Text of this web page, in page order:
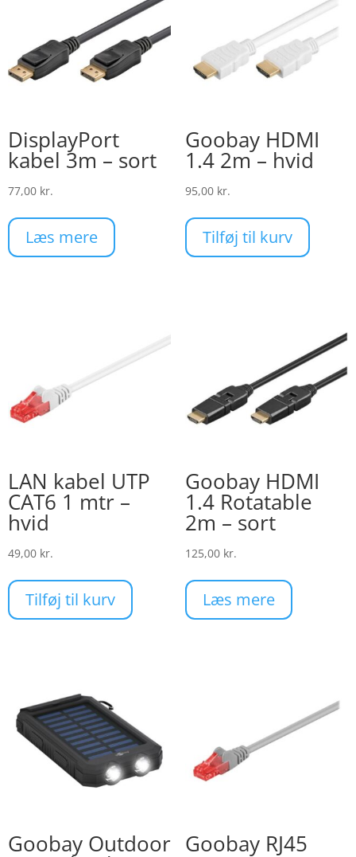
DisplayPort
kabel 3m – sort
77,00 kr.
Læs mere
Goobay HDMI
1.4 2m – hvid
95,00 kr.
Tilføj til kurv
LAN kabel UTP
CAT6 1 mtr –
hvid
49,00 kr.
Tilføj til kurv
Goobay HDMI
1.4 Rotatable
2m – sort
125,00 kr.
Læs mere
Goobay Outdoor Goobay RJ45